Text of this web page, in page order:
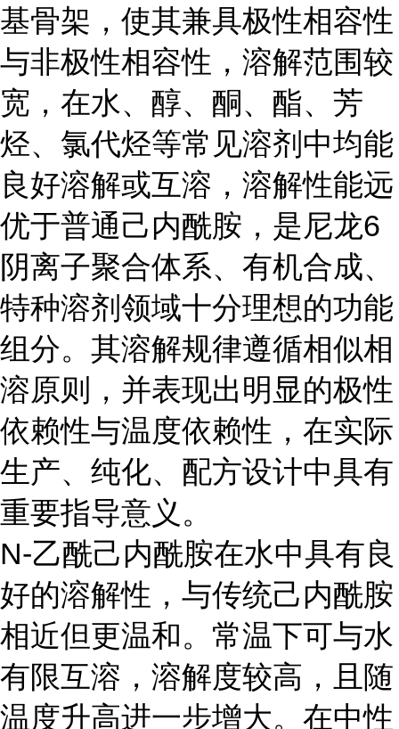
基骨架，使其兼具极性相容性
与非极性相容性，溶解范围较
宽，在水、醇、酮、酯、芳
烃、氯代烃等常见溶剂中均能
良好溶解或互溶，溶解性能远
优于普通己内酰胺，是尼龙6
阴离子聚合体系、有机合成、
特种溶剂领域十分理想的功能
组分。其溶解规律遵循相似相
溶原则，并表现出明显的极性
依赖性与温度依赖性，在实际
生产、纯化、配方设计中具有
重要指导意义。
N-乙酰己内酰胺在水中具有良
好的溶解性，与传统己内酰胺
相近但更温和。常温下可与水
有限互溶，溶解度较高，且随
温度升高进一步增大。在中性